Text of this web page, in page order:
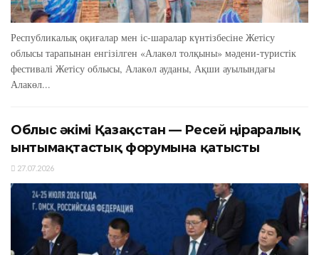
Республикалық оқиғалар мен іс-шаралар күнтізбесіне Жетісу
облысы тарапынан енгізілген «Алакөл толқыны» мәдени-туристік
фестивалі Жетісу облысы, Алакөл ауданы, Ақши ауылындағы
Алакөл...
Облыс әкімі Қазақстан — Ресей өңіраралық
ынтымақтастық форумына қатысты
27.07.2026